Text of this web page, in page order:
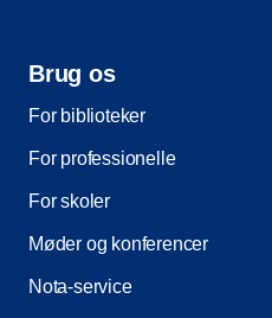
Brug os
For biblioteker
For professionelle
For skoler
Møder og konferencer
Nota-service